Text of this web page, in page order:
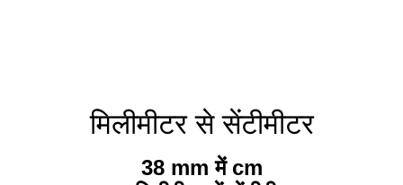
मिलीमीटर से सेंटीमीटर
38 mm में cm